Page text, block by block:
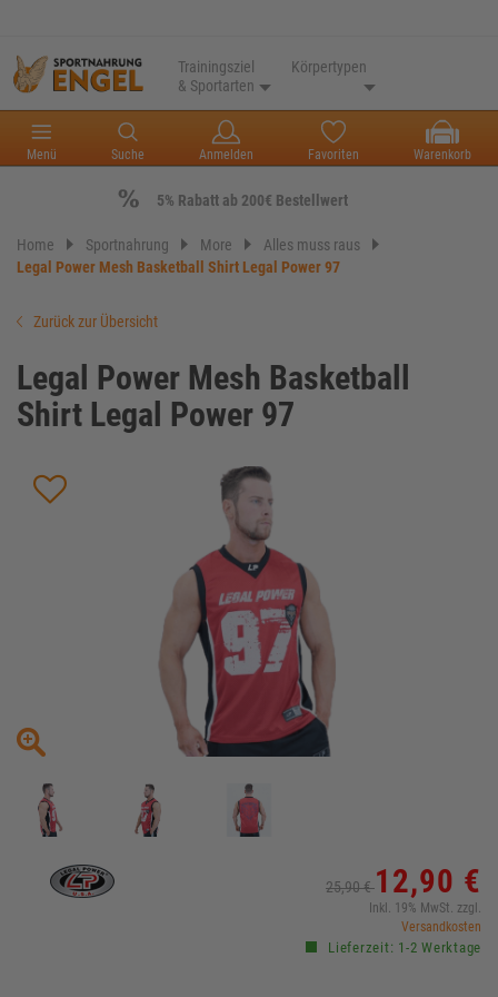
Trainingsziel
& Sportarten
Körpertypen
Menü Suche Anmelden Favoriten Warenkorb
5% Rabatt ab 200€ Bestellwert
Home Sportnahrung More
Alles muss raus
Legal Power Mesh Basketball Shirt Legal Power 97
Zurück zur Übersicht
Legal Power Mesh Basketball
Shirt Legal Power 97
25,90 €12,90 €
Inkl. 19% MwSt. zzgl.
Versandkosten
Lieferzeit: 1-2 Werktage